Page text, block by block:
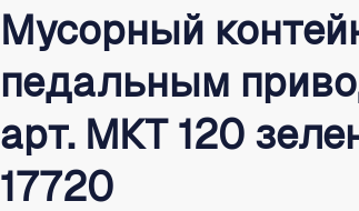
Мусорный
педальным
арт. МКТ 120
17720